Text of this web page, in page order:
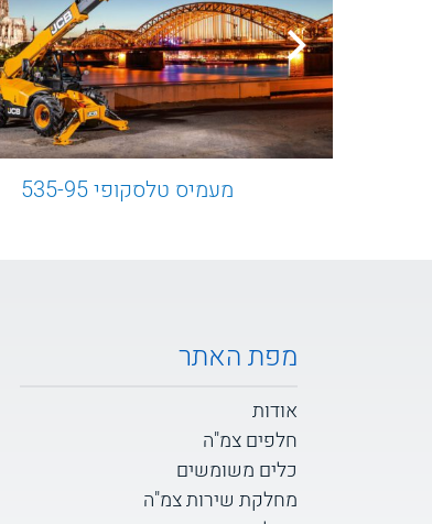
מעמיס טלסקופי 535-95
מפת האתר
אודות
חלפים צמ"ה
כלים משומשים
מחלקת שירות צמ"ה